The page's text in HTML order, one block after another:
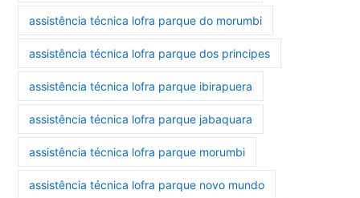
assistência técnica lofra parque do morumbi
assistência técnica lofra parque dos principes
assistência técnica lofra parque ibirapuera
assistência técnica lofra parque jabaquara
assistência técnica lofra parque morumbi
assistência técnica lofra parque novo mundo